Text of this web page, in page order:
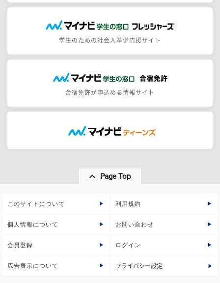
学生のための社会人準備応援サイト
合宿免許が申込める情報サイト
Page Top
このサイトについて 利用規約
個人情報について お問い合わせ
会員登録 ログイン
広告表示について プライバシー設定